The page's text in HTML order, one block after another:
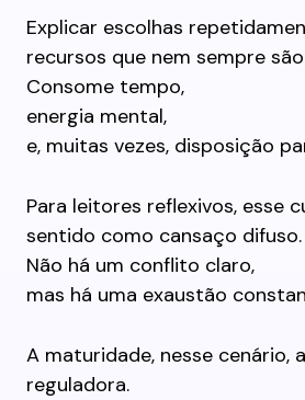
Explicar escolhas
recursos que nem sempre
Consome tempo,
energia mental,
e, muitas vezes, disposição
Para leitores reflexivos, esse
sentido como cansaço difuso.
Não há um conflito claro,
mas há uma exaustão
A maturidade, nesse cenário,
reguladora.